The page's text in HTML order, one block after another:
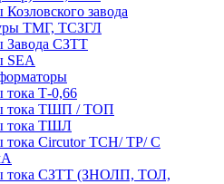
завода
ТМГ, ТСЗГЛ
Завода СЗТТ
SEA
тока Т-0,66
тока ТШП / ТОП
тока ТШЛ
тока Circutor TCH/ TP/ С
тока СЗТТ (ЗНОЛП, ТОЛ,